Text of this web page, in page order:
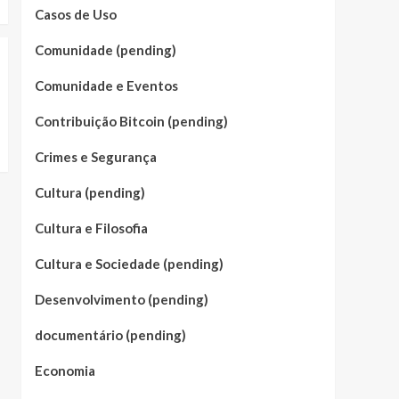
Casos de Uso
Comunidade (pending)
Comunidade e Eventos
Contribuição Bitcoin (pending)
Crimes e Segurança
Cultura (pending)
Cultura e Filosofia
Cultura e Sociedade (pending)
Desenvolvimento (pending)
documentário (pending)
Economia